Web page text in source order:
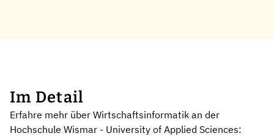
Im Detail
Erfahre mehr über Wirtschaftsinformatik an der
Hochschule Wismar - University of Applied Sciences: